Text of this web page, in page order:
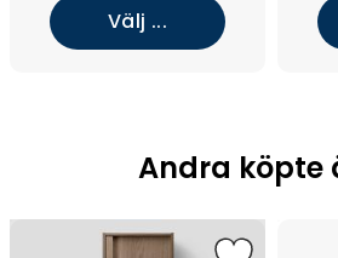
Välj ...
Andra köpte